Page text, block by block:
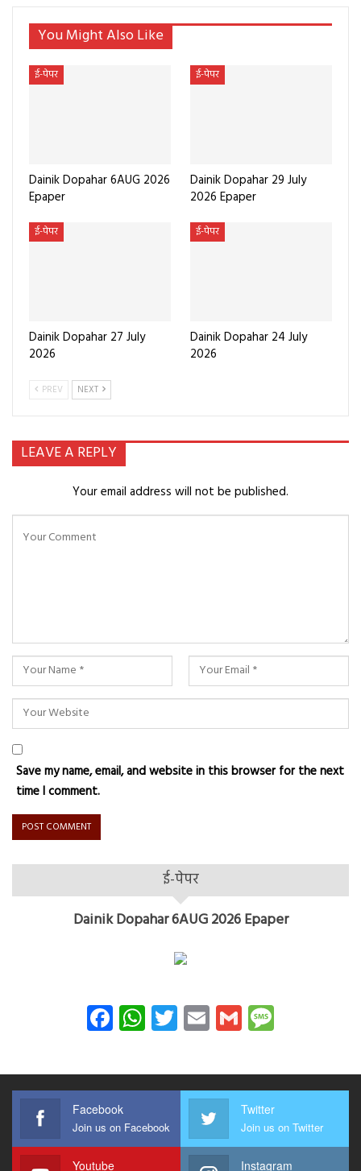
You Might Also Like
ई-पेपर
Dainik Dopahar 6AUG 2026
Epaper
ई-पेपर
Dainik Dopahar 29 July
2026 Epaper
ई-पेपर
Dainik Dopahar 27 July
2026
ई-पेपर
Dainik Dopahar 24 July
2026
PREV NEXT
LEAVE A REPLY
Your email address will not be published.
Save my name, email, and website in this browser for the next
time I comment.
ई-पेपर
Dainik Dopahar 6AUG 2026 Epaper
Facebook
WhatsApp
Twitter
EmailGmail
Facebook
Join us on Facebook
Twitter
Join us on Twitter
Youtube Instagram